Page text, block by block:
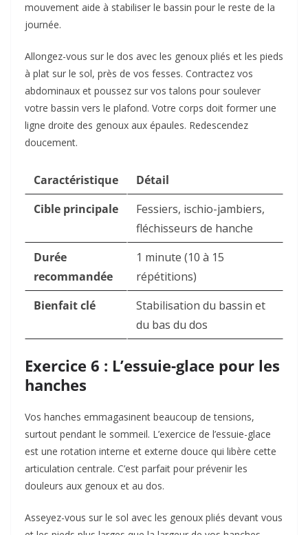
mouvement aide à stabiliser le bassin pour le reste de la
journée.
Allongez-vous sur le dos avec les genoux pliés et les pieds
à plat sur le sol, près de vos fesses. Contractez vos
abdominaux et poussez sur vos talons pour soulever
votre bassin vers le plafond. Votre corps doit former une
ligne droite des genoux aux épaules. Redescendez
doucement.
Caractéristique
Détail
Cible principale
Fessiers, ischio-jambiers,
fléchisseurs de hanche
Durée
recommandée
1 minute (10 à 15
répétitions)
Bienfait clé
Stabilisation du bassin et
du bas du dos
Exercice 6 : L’essuie-glace pour les
hanches
Vos hanches emmagasinent beaucoup de tensions,
surtout pendant le sommeil. L’exercice de l’essuie-glace
est une rotation interne et externe douce qui libère cette
articulation centrale. C’est parfait pour prévenir les
douleurs aux genoux et au dos.
Asseyez-vous sur le sol avec les genoux pliés devant vous